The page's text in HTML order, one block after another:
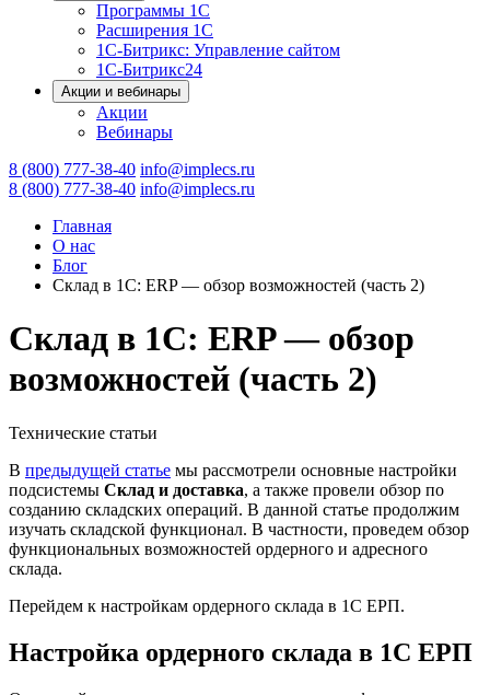
Программы 1С
Расширения 1С
1С-Битрикс: Управление сайтом
1С-Битрикс24
Акции и вебинары
Акции
Вебинары
8 (800) 777-38-40 info@implecs.ru
8 (800) 777-38-40 info@implecs.ru
Главная
О нас
Блог
Склад в 1С: ERP — обзор возможностей (часть 2)
Склад в 1С: ERP — обзор
возможностей (часть 2)
Технические статьи
В предыдущей статье мы рассмотрели основные настройки
подсистемы Склад и доставка, а также провели обзор по
созданию складских операций. В данной статье продолжим
изучать складской функционал. В частности, проведем обзор
функциональных возможностей ордерного и адресного
склада.
Перейдем к настройкам ордерного склада в 1С ЕРП.
Настройка ордерного склада в 1С ЕРП